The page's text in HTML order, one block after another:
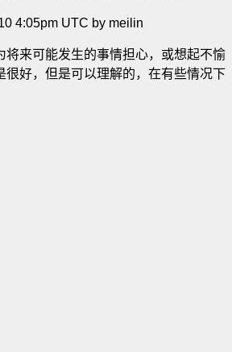
4:05pm UTC by meilin
将来可能发生的事情担心，或想起不愉
很好，但是可以理解的，在有些情况下